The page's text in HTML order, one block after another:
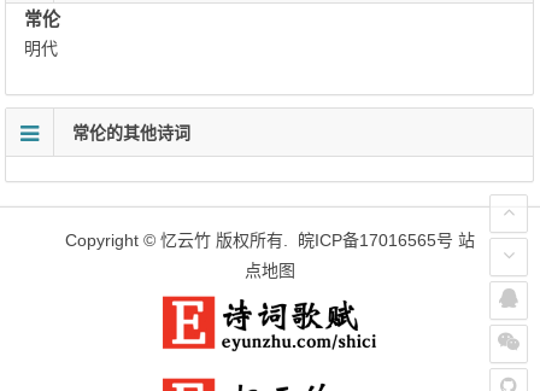
常伦
明代
常伦的其他诗词
Copyright © 忆云竹 版权所有. 皖ICP备17016565号 站
点地图